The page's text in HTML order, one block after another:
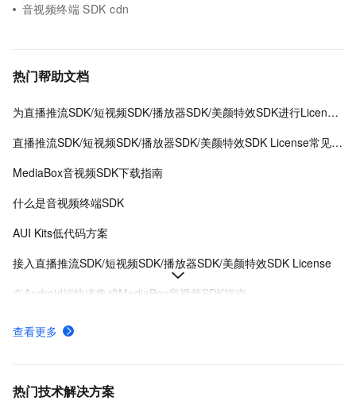
音视频终端 SDK cdn
热门帮助文档
为直播推流SDK/短视频SDK/播放器SDK/美颜特效SDK进行License授权
直播推流SDK/短视频SDK/播放器SDK/美颜特效SDK License常见问题
MediaBox音视频SDK下载指南
什么是音视频终端SDK
AUI Kits低代码方案
接入直播推流SDK/短视频SDK/播放器SDK/美颜特效SDK License
在Android端快速集成MediaBox音视频SDK指南
MediaBox音视频SDK Demo体验
MediaBox音视频SDK计费项说明及购买方式
查看更多
热门技术解决方案